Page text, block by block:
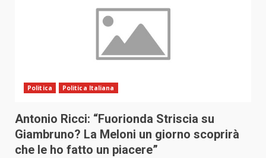
Politica Politica Italiana
Antonio Ricci: “Fuorionda Striscia su
Giambruno? La Meloni un giorno scoprirà
che le ho fatto un piacere”